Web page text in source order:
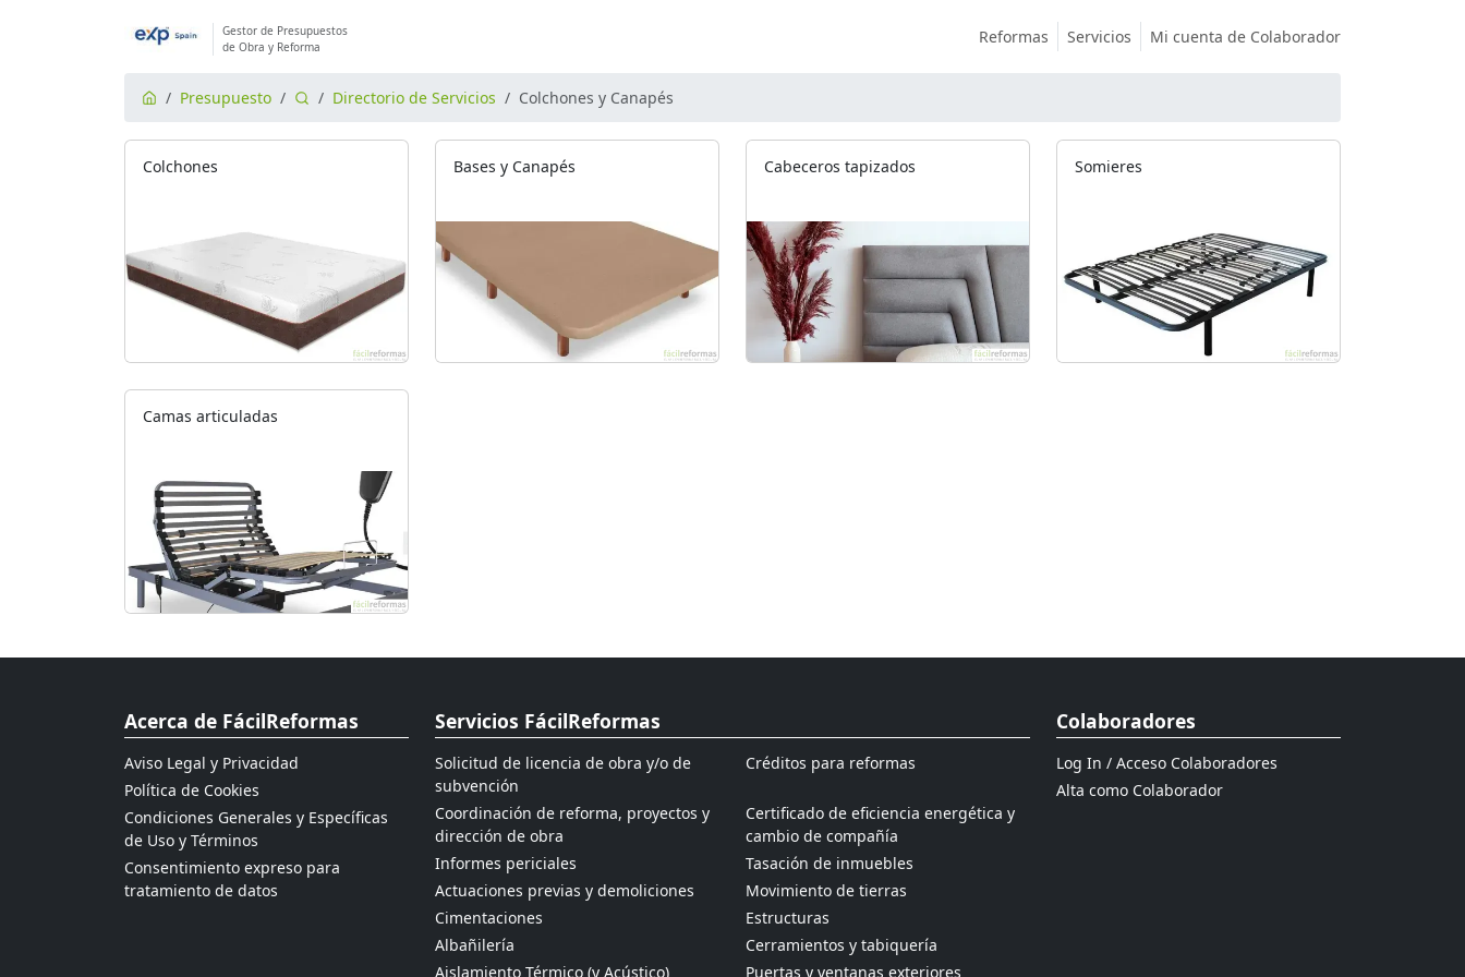
Gestor de Presupuestos
de Obra y Reforma
Reformas Servicios Mi cuenta de Colaborador
Presupuesto Directorio de Servicios Colchones y Canapés
Colchones Bases y Canapés Cabeceros tapizados Somieres
Camas articuladas
Acerca de FácilReformas
Aviso Legal y Privacidad
Política de Cookies
Condiciones Generales y Específicas
de Uso y Términos
Consentimiento expreso para
tratamiento de datos
Servicios FácilReformas
Solicitud de licencia de obra y/o de
subvención
Créditos para reformas
Coordinación de reforma, proyectos y
dirección de obra
Certificado de eficiencia energética y
cambio de compañía
Informes periciales
Tasación de inmuebles
Actuaciones previas y demoliciones
Movimiento de tierras
Cimentaciones
Estructuras
Albañilería
Cerramientos y tabiquería
Aislamiento Térmico (y Acústico)
Puertas y ventanas exteriores
Colaboradores
Log In / Acceso Colaboradores
Alta como Colaborador